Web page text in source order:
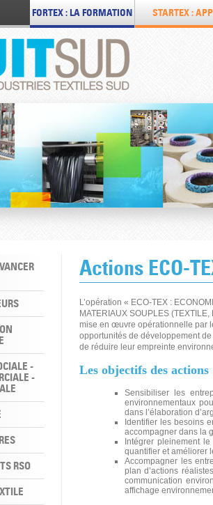
FORTEX : LA FORMATION STARTEX :
-
-
RSO
Actions ECO-
L’opération « ECO-TEX :
MATERIAUX SOUPLES
mise en œuvre opérationnelle par
opportunités de développement
de réduire leur empreinte
Les objectifs des actions
Sensibiliser les
environnementaux
dans l’élaboration
Identifier les besoins
accompagner dans la
Intégrer pleinement
quantifier et améliorer
Accompagner les
plan d’actions
communication
affichage